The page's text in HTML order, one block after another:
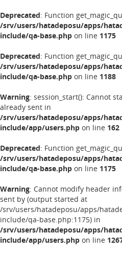
Deprecated: Function
/srv/users/hatadeposu/apps/
include/qa-base.php on line 1175
Deprecated: Function
/srv/users/hatadeposu/apps/
include/qa-base.php on line 1188
Warning: session_start(): Cannot
already sent in
/srv/users/hatadeposu/apps/
include/app/users.php on line 162
Deprecated: Function
/srv/users/hatadeposu/apps/
include/qa-base.php on line 1175
Warning: Cannot modify header
sent by (output started at
/srv/users/hatadeposu/apps/
include/qa-base.php:1175) in
/srv/users/hatadeposu/apps/
include/app/users.php on line